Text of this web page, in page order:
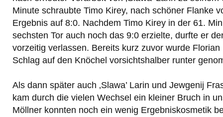
Minute schraubte Timo Kirey, nach schöner Flanke
Ergebnis auf 8:0. Nachdem Timo Kirey in der 61.
sechsten Tor auch noch das 9:0 erzielte, durfte er
vorzeitig verlassen. Bereits kurz zuvor wurde
Schlag auf den Knöchel vorsichtshalber runter
Als dann später auch ‚Slawa’ Larin und Jewgenij
kam durch die vielen Wechsel ein kleiner Bruch in
Möllner konnten noch ein wenig Ergebniskosmetik